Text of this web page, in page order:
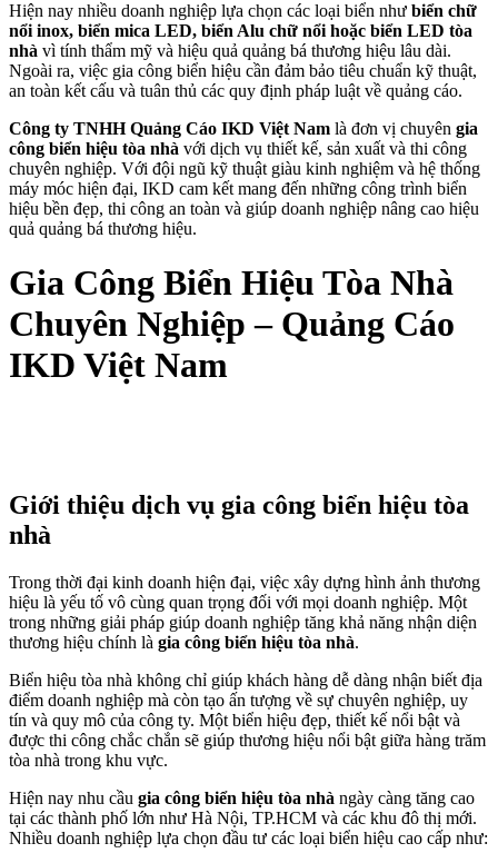
Hiện nay nhiều doanh nghiệp lựa chọn các loại biển như biển chữ
nổi inox, biển mica LED, biển Alu chữ nổi hoặc biển LED tòa
nhà vì tính thẩm mỹ và hiệu quả quảng bá thương hiệu lâu dài.
Ngoài ra, việc gia công biển hiệu cần đảm bảo tiêu chuẩn kỹ thuật,
an toàn kết cấu và tuân thủ các quy định pháp luật về quảng cáo.
Công ty TNHH Quảng Cáo IKD Việt Nam là đơn vị chuyên gia
công biển hiệu tòa nhà với dịch vụ thiết kế, sản xuất và thi công
chuyên nghiệp. Với đội ngũ kỹ thuật giàu kinh nghiệm và hệ thống
máy móc hiện đại, IKD cam kết mang đến những công trình biển
hiệu bền đẹp, thi công an toàn và giúp doanh nghiệp nâng cao hiệu
quả quảng bá thương hiệu.
Gia Công Biển Hiệu Tòa Nhà
Chuyên Nghiệp – Quảng Cáo
IKD Việt Nam
Giới thiệu dịch vụ gia công biển hiệu tòa
nhà
Trong thời đại kinh doanh hiện đại, việc xây dựng hình ảnh thương
hiệu là yếu tố vô cùng quan trọng đối với mọi doanh nghiệp. Một
trong những giải pháp giúp doanh nghiệp tăng khả năng nhận diện
thương hiệu chính là gia công biển hiệu tòa nhà.
Biển hiệu tòa nhà không chỉ giúp khách hàng dễ dàng nhận biết địa
điểm doanh nghiệp mà còn tạo ấn tượng về sự chuyên nghiệp, uy
tín và quy mô của công ty. Một biển hiệu đẹp, thiết kế nổi bật và
được thi công chắc chắn sẽ giúp thương hiệu nổi bật giữa hàng trăm
tòa nhà trong khu vực.
Hiện nay nhu cầu gia công biển hiệu tòa nhà ngày càng tăng cao
tại các thành phố lớn như Hà Nội, TP.HCM và các khu đô thị mới.
Nhiều doanh nghiệp lựa chọn đầu tư các loại biển hiệu cao cấp như: